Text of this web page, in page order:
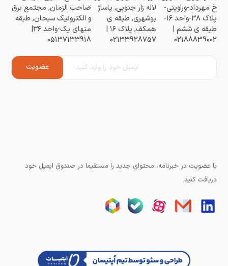
خ مهرداد-وراوینی-
پلاک ۳۸-واحد ۱۶-
طبقه ی ششم |
02188839002
لاله زار جنوبی, پاساژ
بوشهری, طبقه ی
همکف, پلاک ۱۶ |
02133928757
صاحب الزمان, مجتمع برق
و الکترونیک سبحان, طبقه
منهای یک-واحد ۳۶|
05137133918
با عضویت در خبرنامه، محتوای جدید را مستقیما در صندوق ایمیل خود
دریافت کنید.